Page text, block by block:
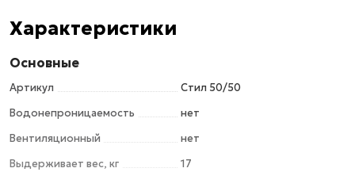
Характеристики
Основные
Артикул
Стил 50/50
Водонепроницаемость
нет
Вентиляционный
нет
Выдерживает вес, кг
17